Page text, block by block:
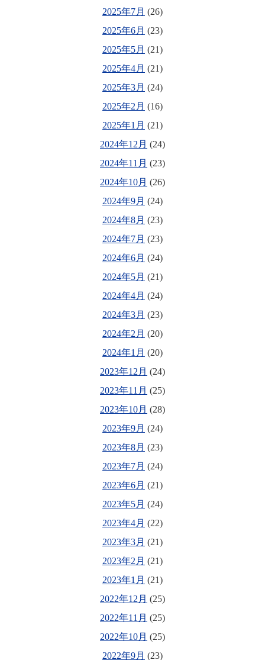
2025年7月 (26)
2025年6月 (23)
2025年5月 (21)
2025年4月 (21)
2025年3月 (24)
2025年2月 (16)
2025年1月 (21)
2024年12月 (24)
2024年11月 (23)
2024年10月 (26)
2024年9月 (24)
2024年8月 (23)
2024年7月 (23)
2024年6月 (24)
2024年5月 (21)
2024年4月 (24)
2024年3月 (23)
2024年2月 (20)
2024年1月 (20)
2023年12月 (24)
2023年11月 (25)
2023年10月 (28)
2023年9月 (24)
2023年8月 (23)
2023年7月 (24)
2023年6月 (21)
2023年5月 (24)
2023年4月 (22)
2023年3月 (21)
2023年2月 (21)
2023年1月 (21)
2022年12月 (25)
2022年11月 (25)
2022年10月 (25)
2022年9月 (23)